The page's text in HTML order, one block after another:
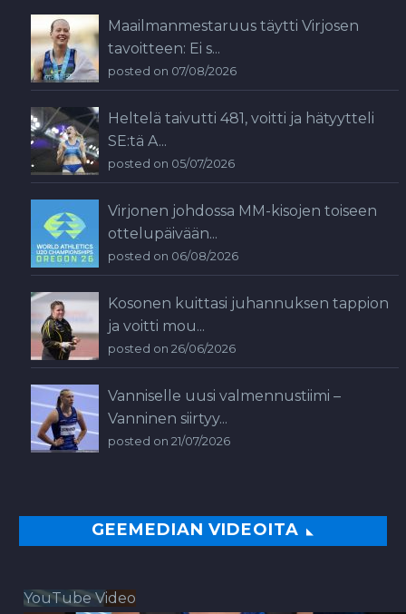
Maailmanmestaruus täytti Virjosen
tavoitteen: Ei s...
posted on 07/08/2026
Heltelä taivutti 481, voitti ja hätyytteli
SE:tä A...
posted on 05/07/2026
Virjonen johdossa MM-kisojen toiseen
ottelupäivään...
posted on 06/08/2026
Kosonen kuittasi juhannuksen tappion
ja voitti mou...
posted on 26/06/2026
Vanniselle uusi valmennustiimi –
Vanninen siirtyy...
posted on 21/07/2026
GEEMEDIAN VIDEOITA
YouTube Video